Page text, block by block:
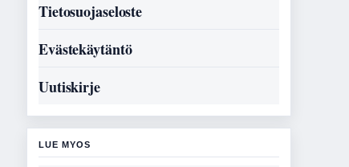
Tietosuojaseloste
Evästekäytäntö
Uutiskirje
LUE MYOS